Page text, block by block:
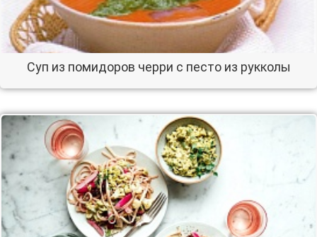
Суп из помидоров черри с песто из рукколы